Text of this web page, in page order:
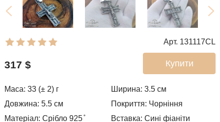
Арт. 131117CL
Купити
317 $
Маса: 33 (± 2) г Ширина: 3.5 см
Довжина: 5.5 см
Покриття: Чорніння
Матеріал: Срібло 925 ̊
Вставка: Сині фіаніти